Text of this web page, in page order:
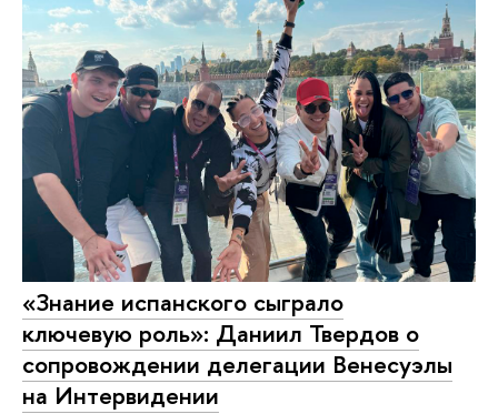
«Знание испанского сыграло
ключевую роль»: Даниил Твердов о
сопровождении делегации Венесуэлы
на Интервидении